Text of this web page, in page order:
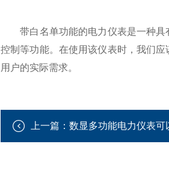
带白名单功能的电力仪表是一种具
控制等功能。在使用该仪表时，我们
用户的实际需求。
上一篇： 数显多功能电力仪表可